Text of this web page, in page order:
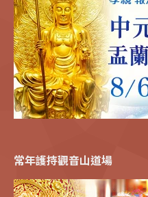
常年護持觀音山道場